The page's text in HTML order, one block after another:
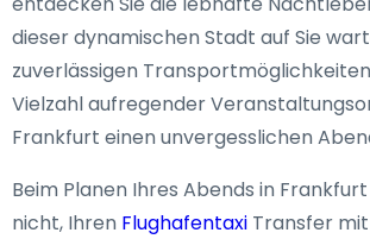
dieser dynamischen Stadt auf Sie
zuverlässigen
Vielzahl aufregender
Frankfurt einen unvergesslichen
Beim Planen Ihres Abends in
nicht, Ihren Flughafentaxi Transfer mit